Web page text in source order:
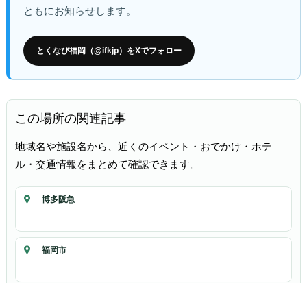
ともにお知らせします。
とくなび福岡（@ifkjp）をXでフォロー
この場所の関連記事
地域名や施設名から、近くのイベント・おでかけ・ホテ
ル・交通情報をまとめて確認できます。
博多阪急
福岡市